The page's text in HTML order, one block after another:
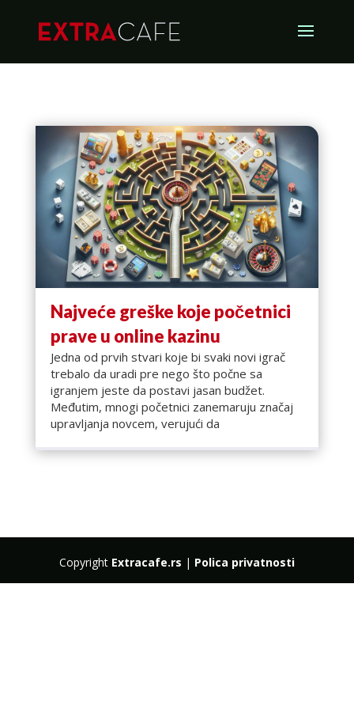
Najveće greške koje početnici
prave u online kazinu
Jedna od prvih stvari koje bi svaki novi igrač
trebalo da uradi pre nego što počne sa
igranjem jeste da postavi jasan budžet.
Međutim, mnogi početnici zanemaruju značaj
upravljanja novcem, verujući da
Copyright Extracafe.rs | Polica privatnosti